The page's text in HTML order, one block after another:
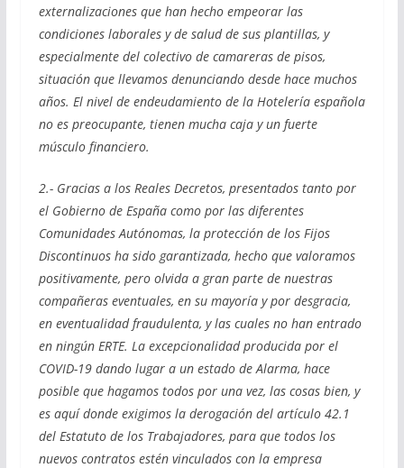
externalizaciones que han hecho empeorar las
condiciones laborales y de salud de sus plantillas, y
especialmente del colectivo de camareras de pisos,
situación que llevamos denunciando desde hace muchos
años. El nivel de endeudamiento de la Hotelería española
no es preocupante, tienen mucha caja y un fuerte
músculo financiero.
2.- Gracias a los Reales Decretos, presentados tanto por
el Gobierno de España como por las diferentes
Comunidades Autónomas, la protección de los Fijos
Discontinuos ha sido garantizada, hecho que valoramos
positivamente, pero olvida a gran parte de nuestras
compañeras eventuales, en su mayoría y por desgracia,
en eventualidad fraudulenta, y las cuales no han entrado
en ningún ERTE. La excepcionalidad producida por el
COVID-19 dando lugar a un estado de Alarma, hace
posible que hagamos todos por una vez, las cosas bien, y
es aquí donde exigimos la derogación del artículo 42.1
del Estatuto de los Trabajadores, para que todos los
nuevos contratos estén vinculados con la empresa